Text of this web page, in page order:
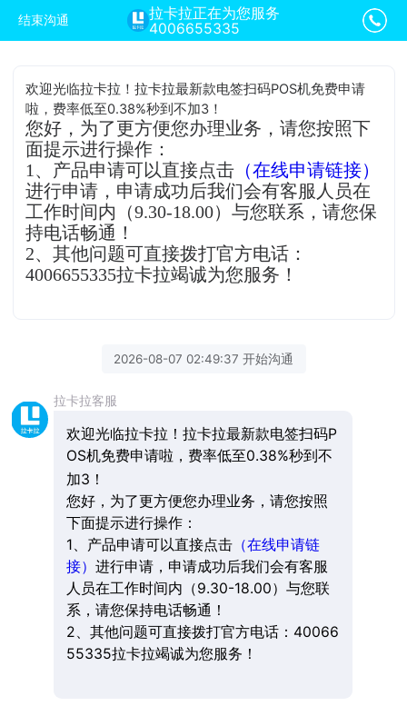
结束沟通
拉卡拉正在为您服务
4006655335
欢迎光临拉卡拉！拉卡拉最新款电签扫码POS机免费申请
啦，费率低至0.38%秒到不加3！
您好，为了更方便您办理业务，请您按照下
面提示进行操作：
1、产品申请可以直接点击 （在线申请链接）
进行申请，申请成功后我们会有客服人员在
工作时间内（9.30-18.00）与您联系，请您保
持电话畅通！
2、其他问题可直接拨打官方电话：
4006655335拉卡拉竭诚为您服务！
2026-08-07 02:49:37 开始沟通
拉卡拉客服
欢迎光临拉卡拉！拉卡拉最新款电签扫码P
OS机免费申请啦，费率低至0.38%秒到不
加3！
您好，为了更方便您办理业务，请您按照
下面提示进行操作：
1、产品申请可以直接点击（在线申请链
接） 进行申请，申请成功后我们会有客服
人员在工作时间内（9.30-18.00）与您联
系，请您保持电话畅通！
2、其他问题可直接拨打官方电话：40066
55335拉卡拉竭诚为您服务！